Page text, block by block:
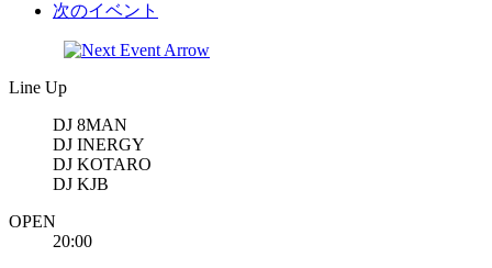
次のイベント
Line Up
DJ 8MAN
DJ INERGY
DJ KOTARO
DJ KJB
OPEN
20:00